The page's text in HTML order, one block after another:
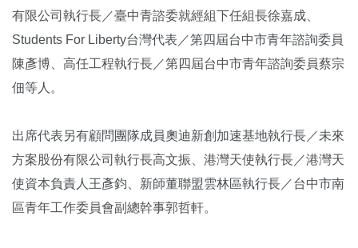
有限公司執行長／臺中青諮委就經組下任組長徐嘉成、
Students For Liberty台灣代表／第四屆台中市青年諮詢委員
陳彥博、高任工程執行長／第四屆台中市青年諮詢委員蔡宗
佃等人。
出席代表另有顧問團隊成員奧迪新創加速基地執行長／未來
方案股份有限公司執行長高文振、港灣天使執行長／港灣天
使資本負責人王彥鈞、新師董聯盟雲林區執行長／台中市南
區青年工作委員會副總幹事郭哲軒。